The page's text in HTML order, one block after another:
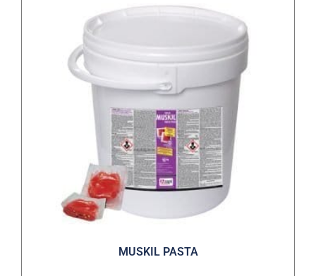
MUSKIL PASTA